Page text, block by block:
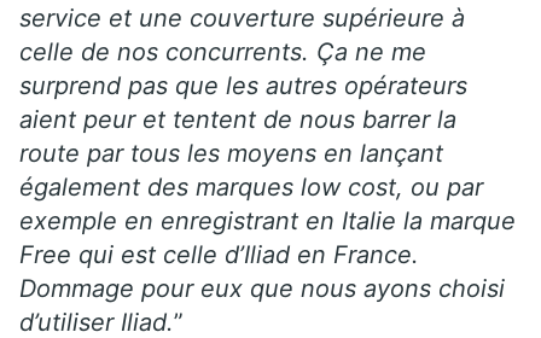
service et une couverture supérieure à
celle de nos concurrents. Ça ne me
surprend pas que les autres opérateurs
aient peur et tentent de nous barrer la
route par tous les moyens en lançant
également des marques low cost, ou par
exemple en enregistrant en Italie la marque
Free qui est celle d’Iliad en France.
Dommage pour eux que nous ayons choisi
d’utiliser Iliad.”